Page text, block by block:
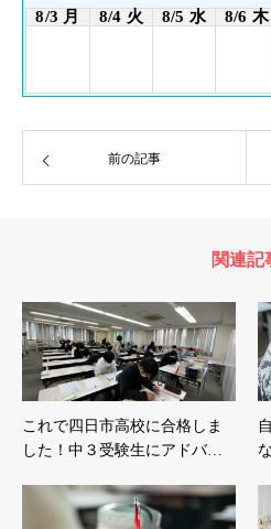
8/3 月 8/4 火 8/5 水 8/6 木
前の記事
関連記
これで四日市高校に合格しま
した！中３受験生にアドバ…